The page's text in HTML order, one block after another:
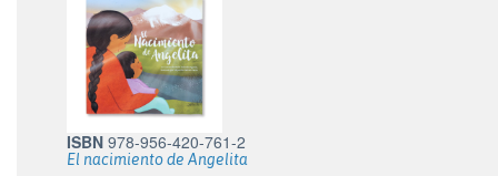
ISBN 978-956-420-761-2
El nacimiento de Angelita